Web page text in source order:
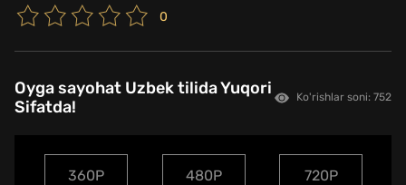
0
Oyga sayohat Uzbek tilida Yuqori
Sifatda!
Ko'rishlar soni: 752
360P 480P 720P